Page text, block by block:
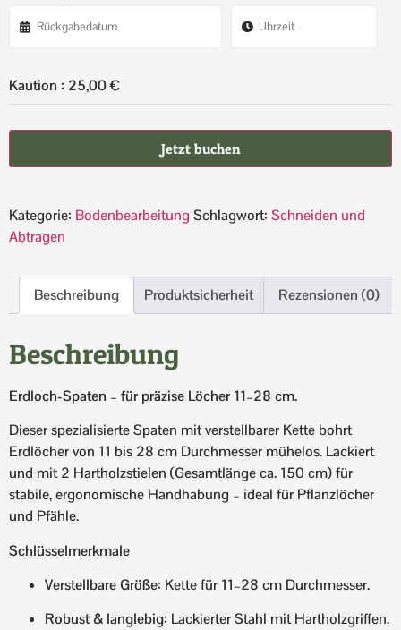
Kaution : 25,00€
Jetzt buchen
Kategorie: Bodenbearbeitung Schlagwort: Schneiden und
Abtragen
Beschreibung Produktsicherheit Rezensionen (0)
Beschreibung
Erdloch-Spaten – für präzise Löcher 11–28 cm.
Dieser spezialisierte Spaten mit verstellbarer Kette bohrt
Erdlöcher von 11 bis 28 cm Durchmesser mühelos. Lackiert
und mit 2 Hartholzstielen (Gesamtlänge ca. 150 cm) für
stabile, ergonomische Handhabung – ideal für Pflanzlöcher
und Pfähle.
Schlüsselmerkmale
Verstellbare Größe: Kette für 11–28 cm Durchmesser.
Robust & langlebig: Lackierter Stahl mit Hartholzgriffen.